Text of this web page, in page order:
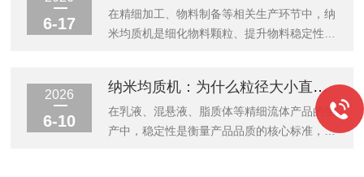
二、无压力/压力完全上不去进料系统故障料
桶缺料、进料管路堵塞、进料阀门未全开、进
进料阀，排空管路气泡，保证进料连续无断
料。单向阀磨损、卡料失效高压单向阀阀芯、
阀座被颗粒物料划伤、结垢卡住，高压介质回
6-17
在精细加工、物料制备等相关生产环节中，纳
米均质机是细化物料颗粒、提升物料稳定性的
出现经过设备处理后，物料粒径始终达不到预
设要求的情况，不仅拖慢整体生产进度，还会
造成原料损耗、成品品质下降等一系列问题。
2026
6-10
纳米均质机：为什么粒径大小直接决定了产品稳定性？
在乳液、混悬液、脂质体等精细流体产品的生
产中，稳定性是衡量产品品质的核心标准，直